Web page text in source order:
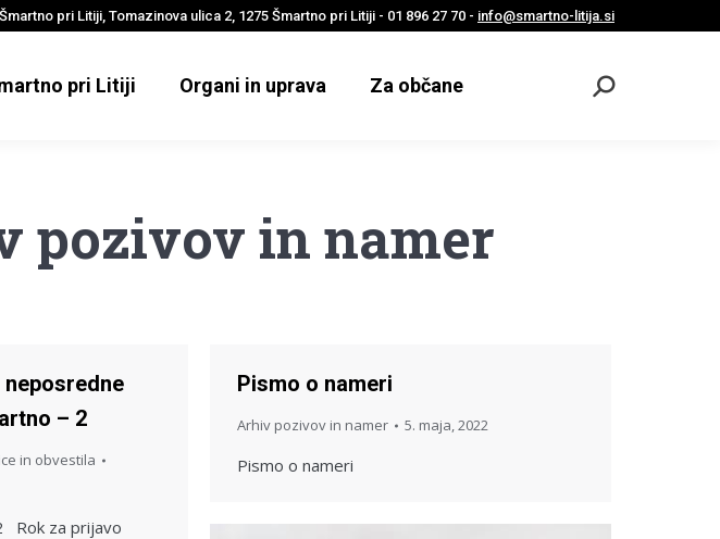
pri Litiji, Tomazinova ulica 2, 1275 Šmartno pri Litiji - 01 896 27 70 - info@smartno-litija.si
pri Litiji Organi in uprava Za občane
Odpri
pozivov in namer
– 2
in obvestila
Rok za prijavo
Pismo o nameri
Arhiv pozivov in namer 5. maja, 2022
Pismo o nameri